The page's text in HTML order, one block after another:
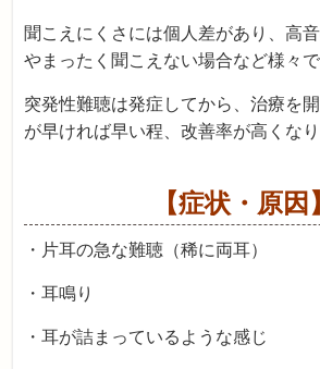
聞こえにくさには個人差があり、高
やまったく聞こえない場合など様々で
突発性難聴は発症してから、治療を
が早ければ早い程、改善率が高くなり
【症状・原因】
・片耳の急な難聴（稀に両耳）
・耳鳴り
・耳が詰まっているような感じ